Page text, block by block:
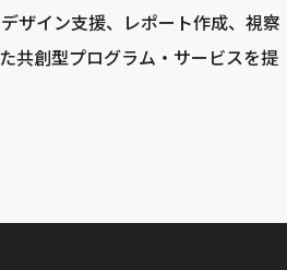
ザイン支援、レポート作成、視察
共創型プログラム・サービスを提